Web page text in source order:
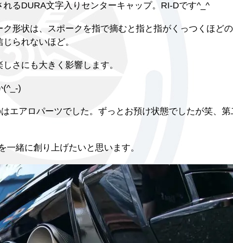
るDURA文字入りセンターキャップ。RI-Dです^_^
形状は、スポークを指で摘むと指と指がくっつくほど
られないほど。
さにも大きく影響します。
(^_-)
エアロパーツでした。ずっとお預け状態でしたが笑、第
緒に創り上げたいと思います。